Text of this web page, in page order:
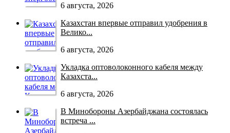
6 августа, 2026
Казахстан впервые отправил удобрения в
Велико...
6 августа, 2026
Укладка оптоволоконного кабеля между
Казахста...
6 августа, 2026
В Минобороны Азербайджана состоялась
встреча ...